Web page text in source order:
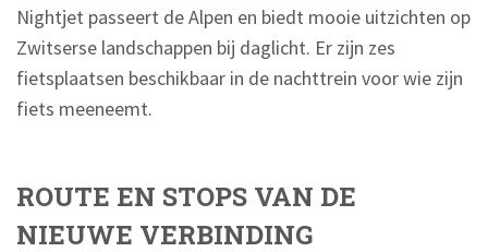
Nightjet passeert de Alpen en biedt mooie uitzichten op
Zwitserse landschappen bij daglicht. Er zijn zes
fietsplaatsen beschikbaar in de nachttrein voor wie zijn
fiets meeneemt.
ROUTE EN STOPS VAN DE
NIEUWE VERBINDING